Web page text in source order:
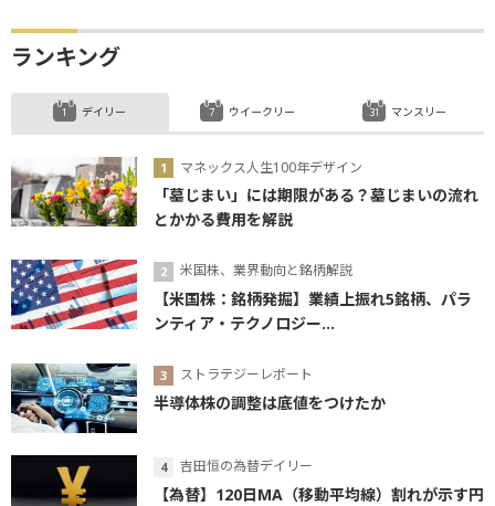
ランキング
デイリー
マネックス人生100年デザイン
「墓じまい」には期限がある？墓じまいの流れ
とかかる費用を解説
米国株、業界動向と銘柄解説
【米国株：銘柄発掘】業績上振れ5銘柄、パラ
ンティア・テクノロジー...
ストラテジーレポート
半導体株の調整は底値をつけたか
吉田恒の為替デイリー
【為替】120日MA（移動平均線）割れが示す円
ウイークリー マンスリー